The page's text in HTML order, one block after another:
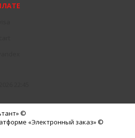
©
«Электронный заказ» ©